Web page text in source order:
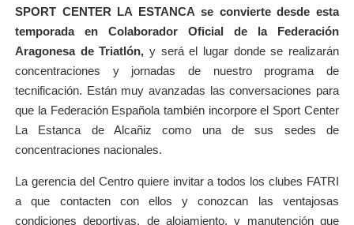
SPORT CENTER LA ESTANCA se convierte desde esta
temporada en Colaborador Oficial de la Federación
Aragonesa de Triatlón, y será el lugar donde se realizarán
concentraciones y jornadas de nuestro programa de
tecnificación. Están muy avanzadas las conversaciones para
que la Federación Española también incorpore el Sport Center
La Estanca de Alcañiz como una de sus sedes de
concentraciones nacionales.
La gerencia del Centro quiere invitar a todos los clubes FATRI
a que contacten con ellos y conozcan las ventajosas
condiciones deportivas, de alojamiento, y manutención que